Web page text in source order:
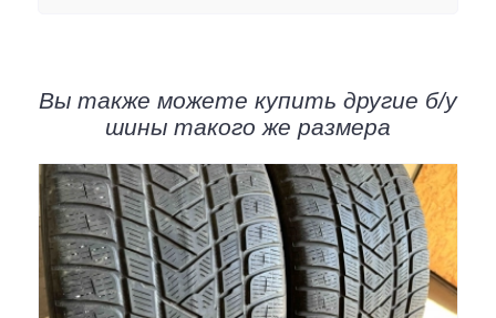
Вы также можете купить другие б/у
шины такого же размера